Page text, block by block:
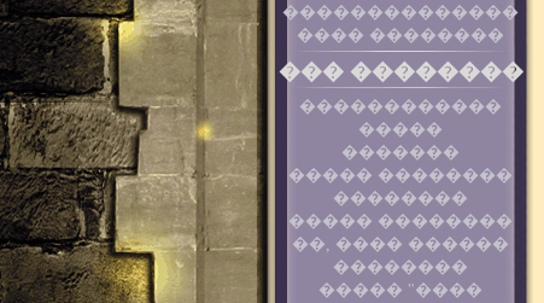
��������������
���� ��������
��� ��������
������������
�����
�������
����� ��������
��������
����� ��������
��, ���� ������
��������
����� "����